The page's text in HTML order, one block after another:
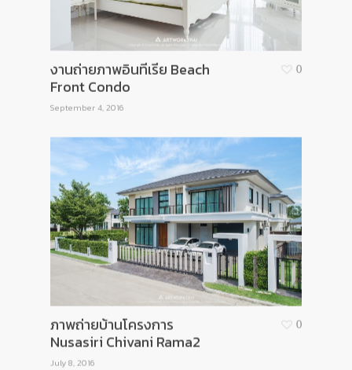
งานถ่ายภาพอินทีเรีย Beach
Front Condo
September 4, 2016
0
ภาพถ่ายบ้านโครงการ
Nusasiri Chivani Rama2
July 8, 2016
0